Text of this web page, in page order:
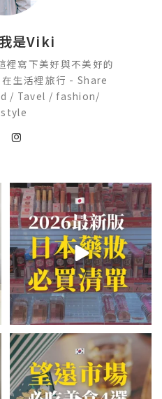
是Viki
裡寫下美好與不美好的
生活裡旅行 - Share
/ Tavel / fashion/
2026🇯🇵日本藥妝店必買什麼
日本最近紅什麼？...
123 20
\🇰🇷韓國望遠市場4家必吃美食
😋/
💭留言「望遠市場」傳地址給你
345 59